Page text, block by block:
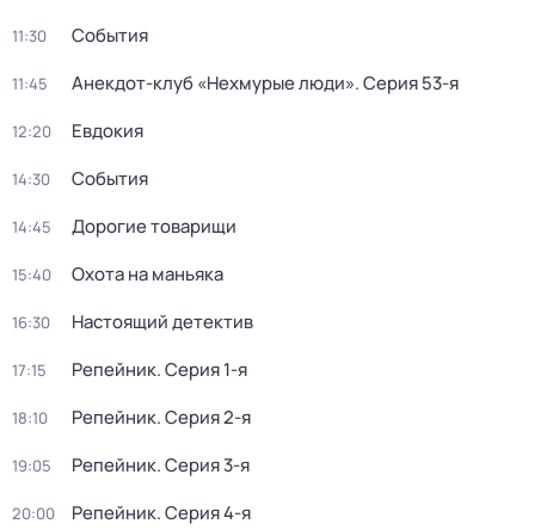
11:30 События
11:45 Анекдот-клуб «Нехмурые люди». Серия 53-я
12:20 Евдокия
14:30 События
14:45 Дорогие товарищи
15:40 Охота на маньяка
16:30 Настоящий детектив
17:15 Репейник. Серия 1-я
18:10 Репейник. Серия 2-я
19:05 Репейник. Серия 3-я
20:00 Репейник. Серия 4-я